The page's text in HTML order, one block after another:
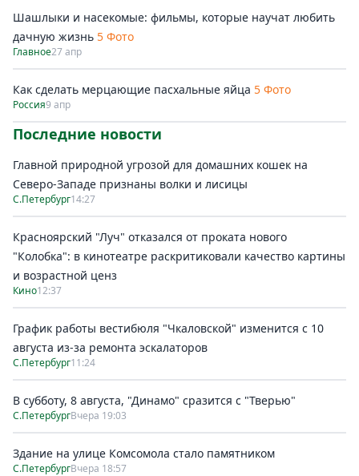
Шашлыки и насекомые: фильмы, которые научат любить
дачную жизнь 5 Фото
Главное27 апр
Как сделать мерцающие пасхальные яйца 5 Фото
Россия9 апр
Последние новости
Главной природной угрозой для домашних кошек на
Северо-Западе признаны волки и лисицы
С.Петербург14:27
Красноярский "Луч" отказался от проката нового
"Колобка": в кинотеатре раскритиковали качество картины
и возрастной ценз
Кино12:37
График работы вестибюля "Чкаловской" изменится с 10
августа из-за ремонта эскалаторов
С.Петербург11:24
В субботу, 8 августа, "Динамо" сразится с "Тверью"
С.ПетербургВчера 19:03
Здание на улице Комсомола стало памятником
С.ПетербургВчера 18:57